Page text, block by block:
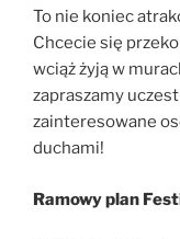
To nie koniec
Chcecie się
wciąż żyją w
zapraszamy
zainteresowane
duchami!
Ramowy plan